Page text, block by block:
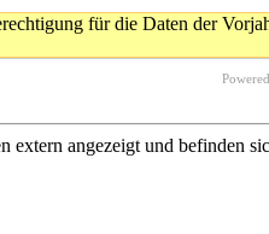
für die Daten der
extern angezeigt und befinden